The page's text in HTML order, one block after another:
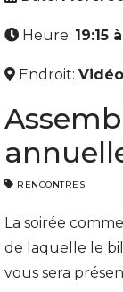
RENCONTRES
La soirée
de laquelle le
vous sera
Heure: 19:15
Endroit: